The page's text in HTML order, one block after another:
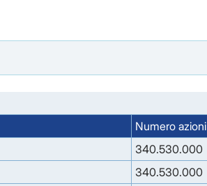
Numero azioni
340.530.000
340.530.000